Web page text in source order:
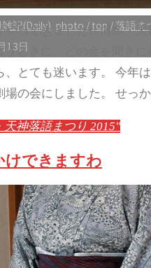
記(Daily) photo / top /落語ま
13日
やってきました!! 博多・
うときに、どの会を聞き
、とても迷います。 今年
場の会にしました。 せっ
天神落語まつり 2015"
けできますわ
オリンピック最高!!
ライブで大阪へ
護る
たまだと思う
帰省旅行プラン
28日目
後はじめての通院
ってみたかもしれない
後21日目